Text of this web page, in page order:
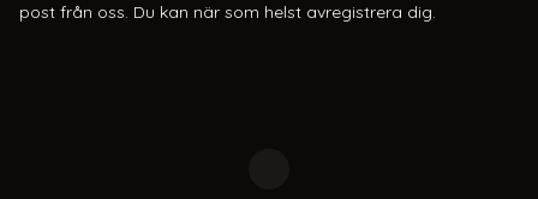
post från oss. Du kan när som helst avregistrera dig.